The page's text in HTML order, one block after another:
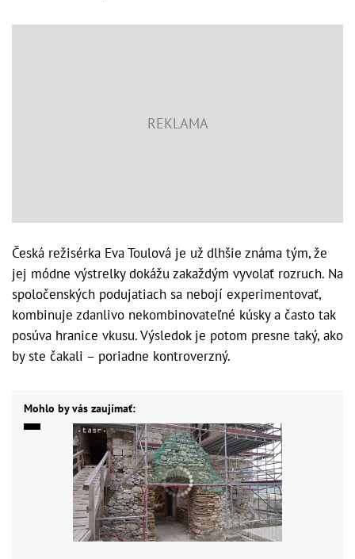
Česká režisérka Eva Toulová je už dlhšie známa tým, že
jej módne výstrelky dokážu zakaždým vyvolať rozruch. Na
spoločenských podujatiach sa nebojí experimentovať,
kombinuje zdanlivo nekombinovateľné kúsky a často tak
posúva hranice vkusu. Výsledok je potom presne taký, ako
by ste čakali – poriadne kontroverzný.
Mohlo by vás zaujímať: